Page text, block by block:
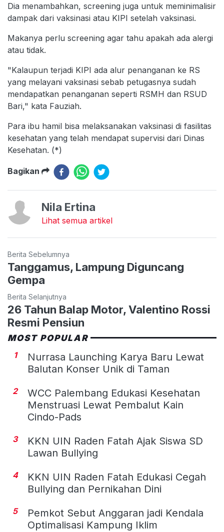
Dia menambahkan, screening juga untuk meminimalisir
dampak dari vaksinasi atau KIPI setelah vaksinasi.
Makanya perlu screening agar tahu apakah ada alergi
atau tidak.
"Kalaupun terjadi KIPI ada alur penanganan ke RS
yang melayani vaksinasi sebab petugasnya sudah
mendapatkan penanganan seperti RSMH dan RSUD
Bari," kata Fauziah.
Para ibu hamil bisa melaksanakan vaksinasi di fasilitas
kesehatan yang telah mendapat supervisi dari Dinas
Kesehatan. (*)
Bagikan
Nila Ertina
Lihat semua artikel
Berita Sebelumnya
Tanggamus, Lampung Diguncang
Gempa
Berita Selanjutnya
26 Tahun Balap Motor, Valentino Rossi
Resmi Pensiun
MOST POPULAR
1
Nurrasa Launching Karya Baru Lewat
Balutan Konser Unik di Taman
2
WCC Palembang Edukasi Kesehatan
Menstruasi Lewat Pembalut Kain
Cindo-Pads
3
KKN UIN Raden Fatah Ajak Siswa SD
Lawan Bullying
4
KKN UIN Raden Fatah Edukasi Cegah
Bullying dan Pernikahan Dini
5
Pemkot Sebut Anggaran jadi Kendala
Optimalisasi Kampung Iklim